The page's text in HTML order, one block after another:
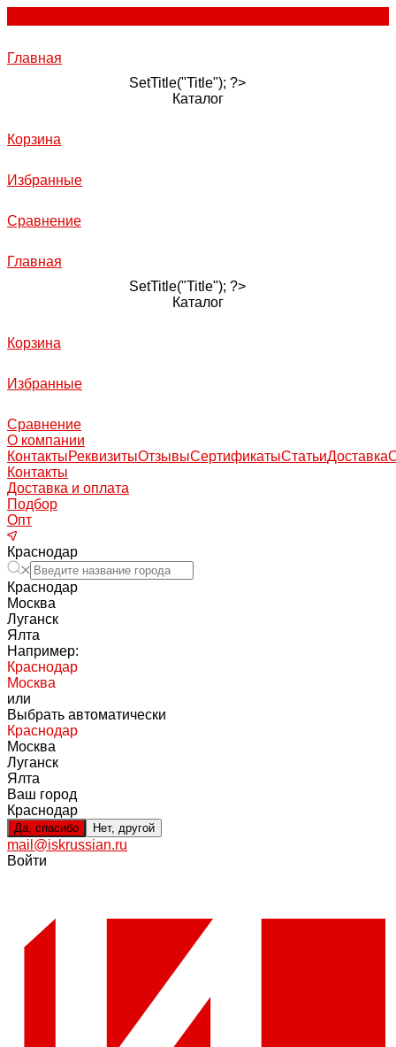
Главная
SetTitle("Title"); ?>
Каталог
Корзина
Избранные
Сравнение
Главная
SetTitle("Title"); ?>
Каталог
Корзина
Избранные
Сравнение
О компании
КонтактыРеквизитыОтзывыСертификатыСтатьиДоставка
Контакты
Доставка и оплата
Подбор
Опт
Краснодар
Краснодар
Москва
Луганск
Ялта
Например:
Краснодар
Москва
или
Выбрать автоматически
Краснодар
Москва
Луганск
Ялта
Ваш город
Краснодар
Да, спасибо Нет, другой
mail@iskrussian.ru
Войти